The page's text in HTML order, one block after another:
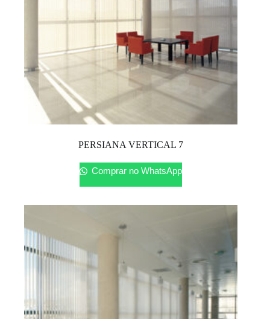
PERSIANA VERTICAL 7
Comprar no WhatsApp